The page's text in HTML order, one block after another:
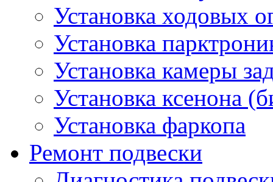
Установка ходовых
Установка
Установка камеры
Установка ксенона
Установка фаркопа
Ремонт подвески